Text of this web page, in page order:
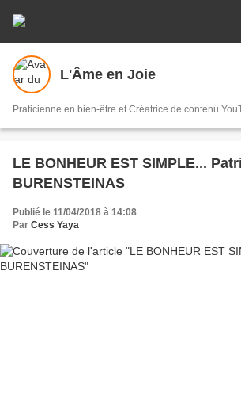
L'Âme en Joie
Praticienne en bien-être et Créatrice de contenu
LE BONHEUR EST SIMPLE...
BURENSTEINAS
Publié le 11/04/2018 à 14:08
Par Cess Yaya